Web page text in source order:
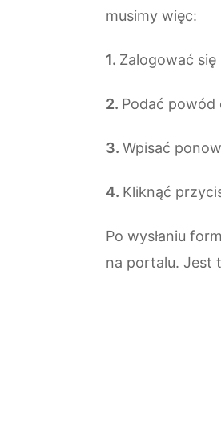
musimy więc:
Zalogować
Podać
Wpisać
Kliknąć
Po wysłaniu
na portalu. Jest